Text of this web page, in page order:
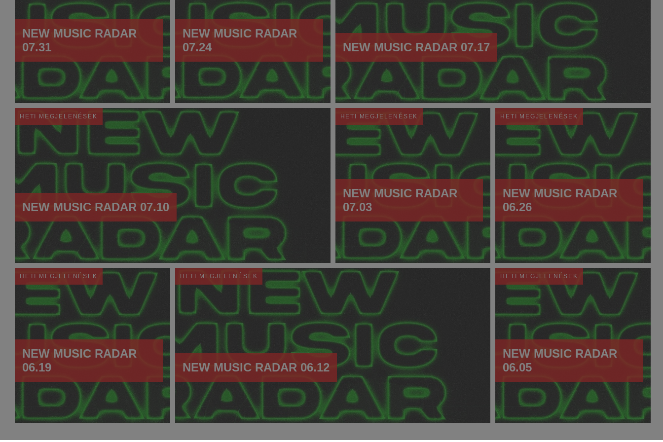
NEW MUSIC RADAR
07.31
NEW MUSIC RADAR
07.24
NEW MUSIC RADAR 07.17
HETI MEGJELENÉSEK
NEW MUSIC RADAR 07.10
HETI MEGJELENÉSEK
NEW MUSIC RADAR
07.03
HETI MEGJELENÉSEK
NEW MUSIC RADAR
06.26
HETI MEGJELENÉSEK
NEW MUSIC RADAR
06.19
HETI MEGJELENÉSEK
NEW MUSIC RADAR 06.12
HETI MEGJELENÉSEK
NEW MUSIC RADAR
06.05